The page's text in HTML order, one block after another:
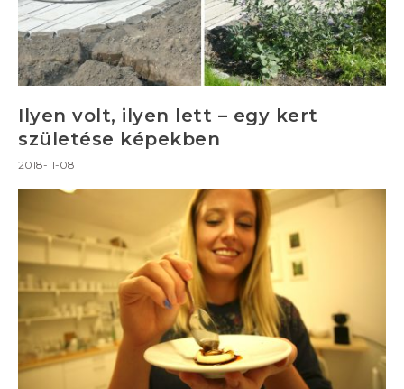
Ilyen volt, ilyen lett – egy kert
születése képekben
2018-11-08